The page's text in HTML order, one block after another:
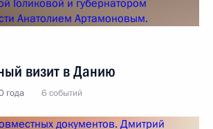
визит в Данию
года 6 событий